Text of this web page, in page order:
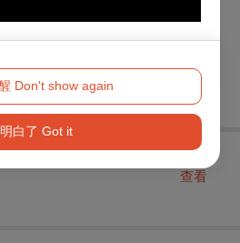
Don't show again
明白了 Got it
及輪椅陪同席需求，請電洽主辦
電話 0965727913。
查看